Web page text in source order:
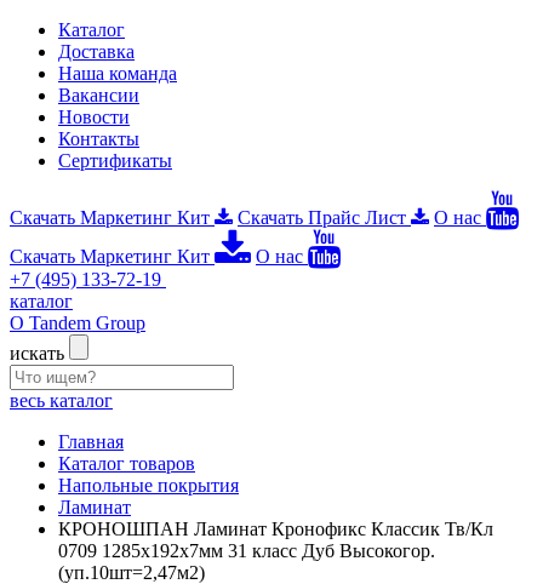
Каталог
Доставка
Наша команда
Вакансии
Новости
Контакты
Сертификаты
Скачать Маркетинг Кит Скачать Прайс Лист
О нас
Скачать Маркетинг Кит
О нас
+7 (495) 133-72-19
каталог
О Tandem Group
искать
весь каталог
Главная
Каталог товаров
Напольные покрытия
Ламинат
КРОНОШПАН Ламинат Кронофикс Классик Тв/Кл
0709 1285х192х7мм 31 класс Дуб Высокогор.
(уп.10шт=2,47м2)